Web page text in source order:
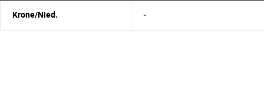
Krone/Nied. -